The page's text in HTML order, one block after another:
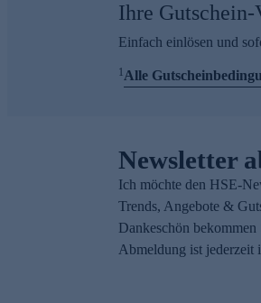
Ihre
Einfach einlösen und
1Alle
Newsletter
Ich möchte den HSE-
Trends, Angebote &
Dankeschön
Abmeldung ist jederzeit